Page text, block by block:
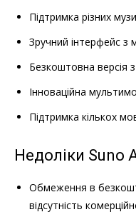
Підтримка різних
Зручний інтерфейс з
Безкоштовна версія
Інноваційна
Підтримка кількох
Недоліки Suno
Обмеження в
відсутність